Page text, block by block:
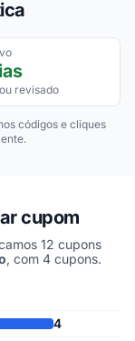
revisado
códigos e cliques
cupom
12 cupons
, com 4 cupons.
os últimos 5
4